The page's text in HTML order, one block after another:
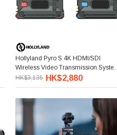
Hollyland Pyro S 4K HDMI/SDI
Wireless Video Transmission
無線圖傳系統
HK$3,135 HK$2,880